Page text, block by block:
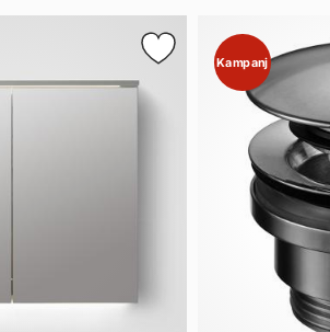
Kampanj